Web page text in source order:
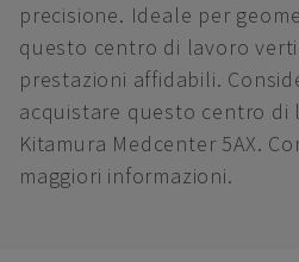
precisione. Ideale per
questo centro di lavoro
prestazioni affidabili.
acquistare questo centro di
Kitamura Medcenter 5AX.
maggiori informazioni.